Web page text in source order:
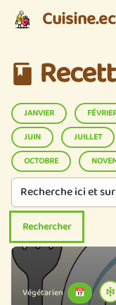
JANVIER
JUIN
JUILLET
OCTOBRE
Végétarien 📅